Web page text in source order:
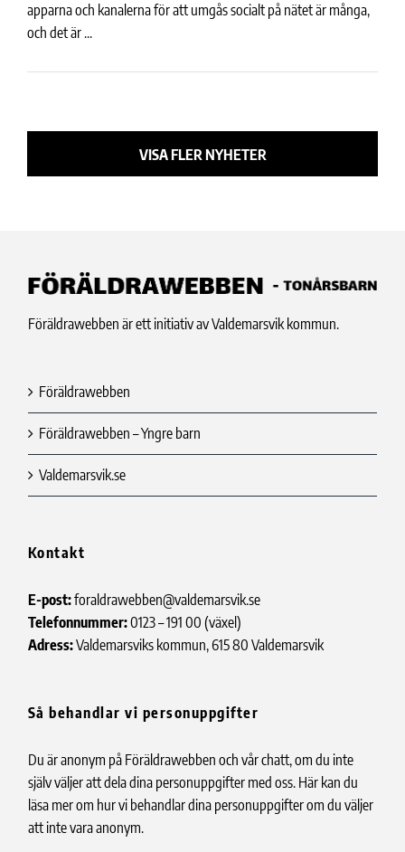
apparna och kanalerna för att umgås socialt på nätet är många,
och det är ...
VISA FLER NYHETER
Föräldrawebben är ett initiativ av Valdemarsvik kommun.
Föräldrawebben
Föräldrawebben – Yngre barn
Valdemarsvik.se
Kontakt
E-post:foraldrawebben@valdemarsvik.se
Telefonnummer:0123 – 191 00 (växel)
Adress:Valdemarsviks kommun, 615 80 Valdemarsvik
Så behandlar vi personuppgifter
Du är anonym på Föräldrawebben och vår chatt, om du inte
själv väljer att dela dina personuppgifter med oss. Här kan du
läsa merom hur vi behandlar dina personuppgifter om du väljer
att inte vara anonym.